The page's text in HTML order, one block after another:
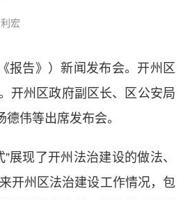
宏
告》）新闻发布会。开州区
开州区政府副区长、区公安局
伟等出席发布会。
现了开州法治建设的做法、
开州区法治建设工作情况，包